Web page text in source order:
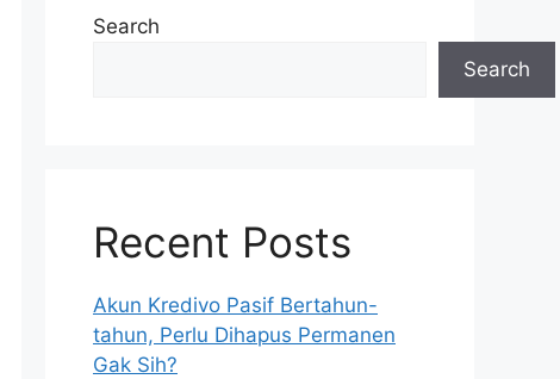
Search
Search
Recent Posts
Akun Kredivo Pasif Bertahun-
tahun, Perlu Dihapus Permanen
Gak Sih?